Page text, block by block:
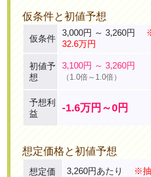
仮条件と初値予想
仮条件
3,000円 ～ 3,260円
32.6万円
初値予
想
3,100円 ～ 3,260円
（1.0倍～1.0倍）
予想利
益
-1.6万円～0円
想定価格と初値予想
想定価
3,260円あたり
※抽